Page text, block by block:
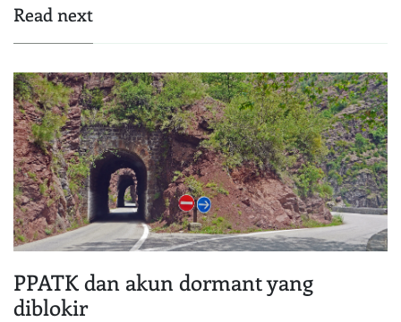
Read next
PPATK dan akun dormant yang
diblokir